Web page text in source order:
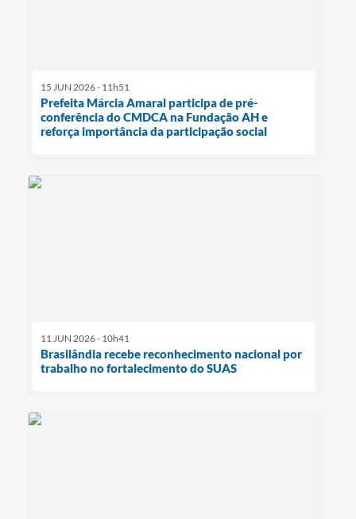
15 JUN 2026 - 11h51
Prefeita Márcia Amaral participa de pré-
conferência do CMDCA na Fundação AH e
reforça importância da participação social
11 JUN 2026 - 10h41
Brasilândia recebe reconhecimento nacional por
trabalho no fortalecimento do SUAS